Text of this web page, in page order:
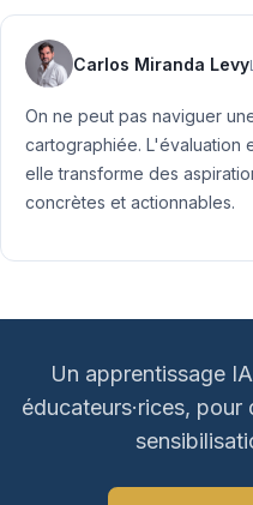
Carlos Miranda Levy
On ne peut pas naviguer
cartographiée.
elle transforme des
concrètes et actionnables.
Un apprentissage
éducateurs·rices, pour